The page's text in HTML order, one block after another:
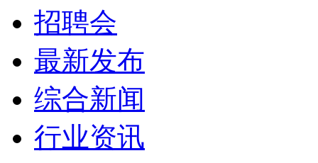
招聘会
最新发布
综合新闻
行业资讯